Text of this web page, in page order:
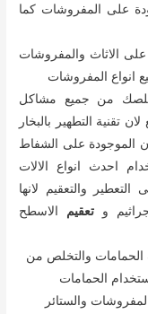
على المفروشات كما
على الاثاث والمفروشات
انواع المفروشات
من جميع مشاكل
تقنية التطهير بالبخار
الموجودة على الشفاط
احدث انواع الالات
التعطير والتعقيم لانها
و تعقيم الاسطح
والتخلص من
الحمامات
والستائر